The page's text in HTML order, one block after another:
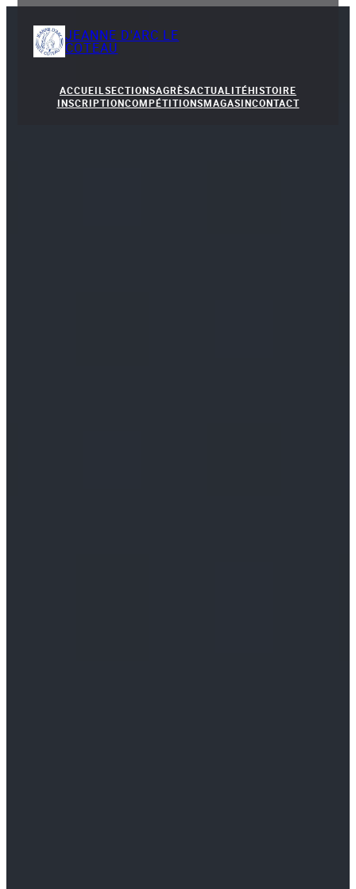
JEANNE D'ARC LE
COTEAU
ACCUEIL SECTIONSAGRÈSACTUALITÉHISTOIRE
INSCRIPTIONCOMPÉTITIONSMAGASINCONTACT